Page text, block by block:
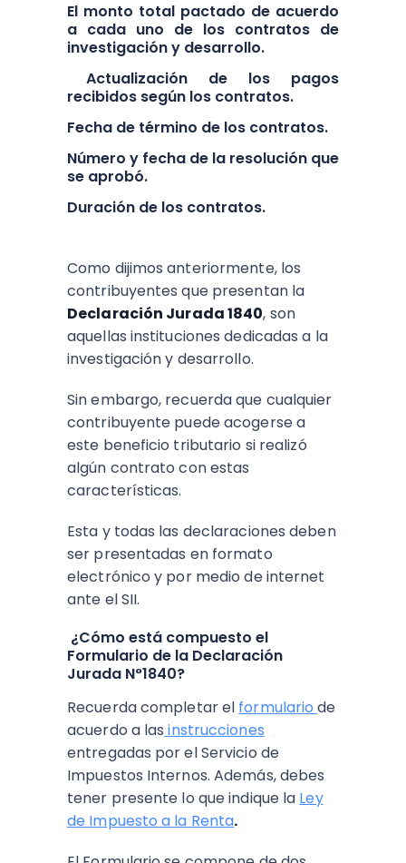
El monto total pactado de acuerdo
a cada uno de los contratos de
investigación y desarrollo.
Actualización de los pagos
recibidos según los contratos.
Fecha de término de los contratos.
Número y fecha de la resolución que
se aprobó.
Duración de los contratos.
Como dijimos anteriormente, los
contribuyentes que presentan la
Declaración Jurada 1840, son
aquellas instituciones dedicadas a la
investigación y desarrollo.
Sin embargo, recuerda que cualquier
contribuyente puede acogerse a
este beneficio tributario si realizó
algún contrato con estas
características.
Esta y todas las declaraciones deben
ser presentadas en formato
electrónico y por medio de internet
ante el SII.
¿Cómo está compuesto el
Formulario de la Declaración
Jurada N°1840?
Recuerda completar el formulariode
acuerdo a las instrucciones
entregadas por el Servicio de
Impuestos Internos. Además, debes
tener presente lo que indique la Ley
de Impuesto a la Renta.